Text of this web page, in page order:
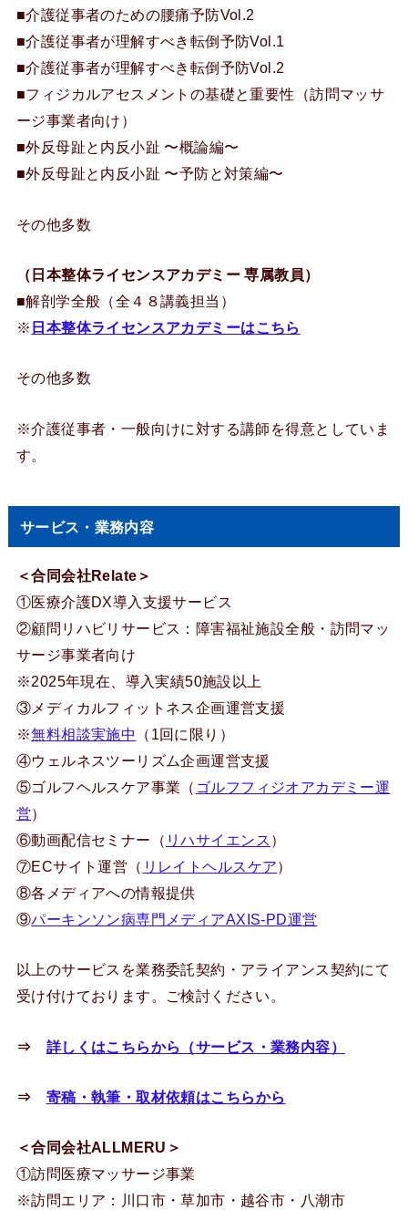
■介護従事者のための腰痛予防Vol.2
■介護従事者が理解すべき転倒予防Vol.1
■介護従事者が理解すべき転倒予防Vol.2
■フィジカルアセスメントの基礎と重要性（訪問マッサ
ージ事業者向け）
■外反母趾と内反小趾 〜概論編〜
■外反母趾と内反小趾 〜予防と対策編〜
その他多数
（日本整体ライセンスアカデミー 専属教員）
■解剖学全般（全４８講義担当）
※ 日本整体ライセンスアカデミーはこちら
その他多数
※介護従事者・一般向けに対する講師を得意としていま
す。
サービス・業務内容
＜合同会社Relate＞
①医療介護DX導入支援サービス
②顧問リハビリサービス：障害福祉施設全般・訪問マッ
サージ事業者向け
※2025年現在、導入実績50施設以上
③メディカルフィットネス企画運営支援
※無料相談実施中
（1回に限り）
④ウェルネスツーリズム企画運営支援
⑤ゴルフヘルスケア事業（ ゴルフフィジオアカデミー運
営）
⑥動画配信セミナー（ リハサイエンス ）
⑦ECサイト運営（ リレイトヘルスケア）
⑧各メディアへの情報提供
⑨パーキンソン病専門メディアAXIS-PD運営
以上のサービスを業務委託契約・アライアンス契約にて
受け付けております。ご検討ください。
⇒ 詳しくはこちらから（サービス・業務内容）
⇒ 寄稿・執筆・取材依頼はこちらから
＜合同会社ALLMERU＞
①訪問医療マッサージ事業
※訪問エリア：川口市・草加市・越谷市・八潮市